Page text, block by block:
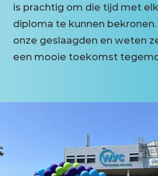
is prachtig om die tijd met
diploma te kunnen
onze geslaagden en weten
een mooie toekomst